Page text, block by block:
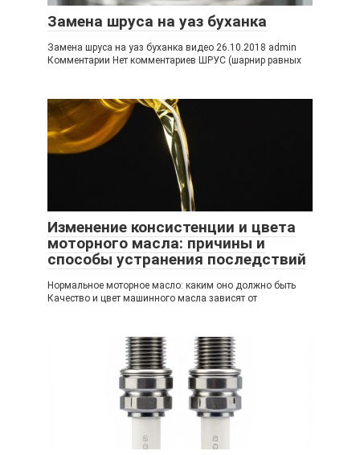
Замена шруса на уаз буханка
Замена шруса на уаз буханка видео 26.10.2018 admin
Комментарии Нет комментариев ШРУС (шарнир равных
Изменение консистенции и цвета
моторного масла: причины и
способы устранения последствий
Нормальное моторное масло: каким оно должно быть
Качество и цвет машинного масла зависят от